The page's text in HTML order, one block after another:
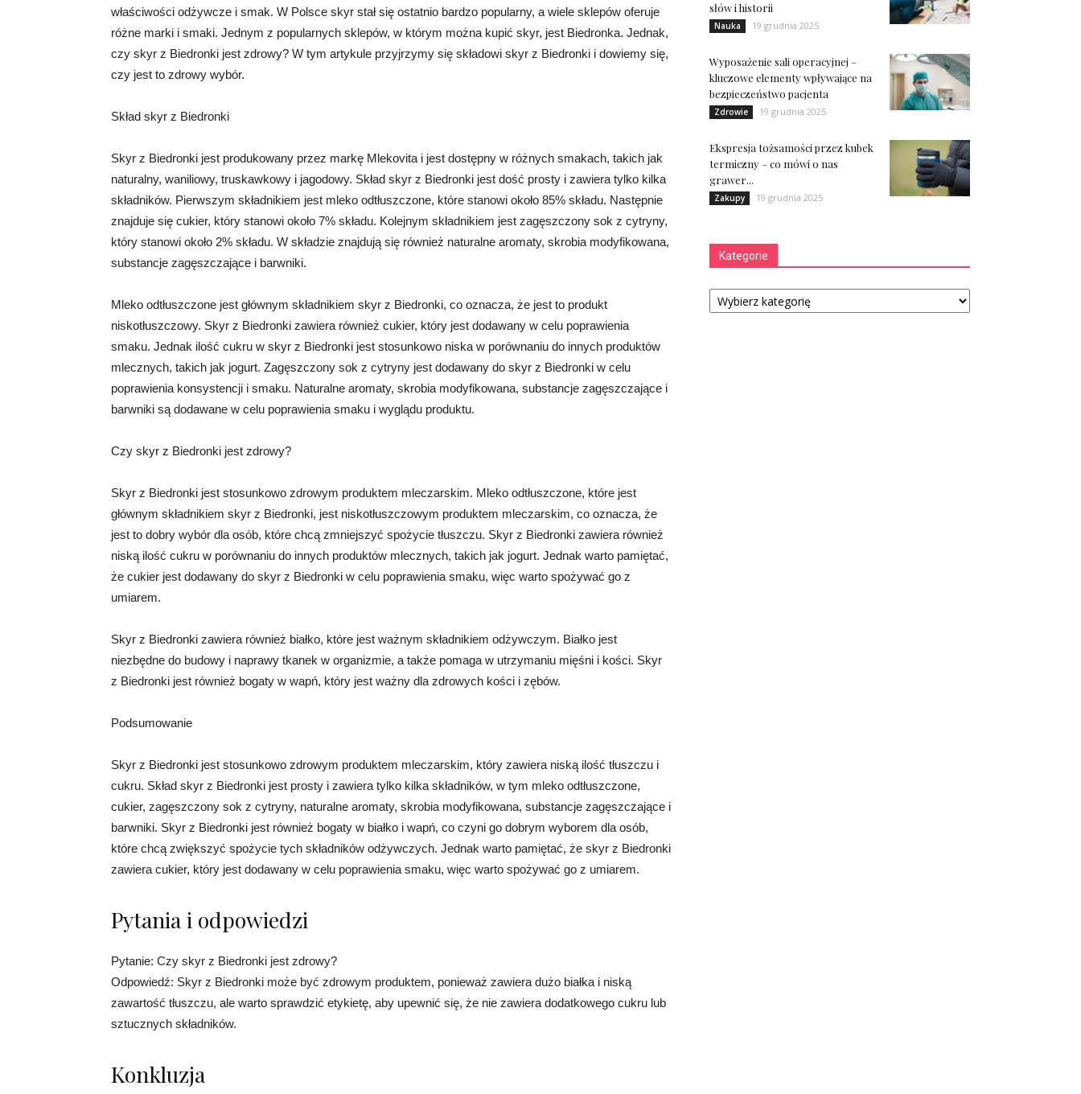
właściwości odżywcze i smak. W Polsce skyr stał się ostatnio bardzo popularny, a wiele sklepów oferuje
różne marki i smaki. Jednym z popularnych sklepów, w którym można kupić skyr, jest Biedronka. Jednak,
czy skyr z Biedronki jest zdrowy? W tym artykule przyjrzymy się składowi skyr z Biedronki i dowiemy się,
czy jest to zdrowy wybór.
Skład skyr z Biedronki
Skyr z Biedronki jest produkowany przez markę Mlekovita i jest dostępny w różnych smakach, takich jak
naturalny, waniliowy, truskawkowy i jagodowy. Skład skyr z Biedronki jest dość prosty i zawiera tylko kilka
składników. Pierwszym składnikiem jest mleko odtłuszczone, które stanowi około 85% składu. Następnie
znajduje się cukier, który stanowi około 7% składu. Kolejnym składnikiem jest zagęszczony sok z cytryny,
który stanowi około 2% składu. W składzie znajdują się również naturalne aromaty, skrobia modyfikowana,
substancje zagęszczające i barwniki.
Mleko odtłuszczone jest głównym składnikiem skyr z Biedronki, co oznacza, że ​​jest to produkt
niskotłuszczowy. Skyr z Biedronki zawiera również cukier, który jest dodawany w celu poprawienia
smaku. Jednak ilość cukru w skyr z Biedronki jest stosunkowo niska w porównaniu do innych produktów
mlecznych, takich jak jogurt. Zagęszczony sok z cytryny jest dodawany do skyr z Biedronki w celu
poprawienia konsystencji i smaku. Naturalne aromaty, skrobia modyfikowana, substancje zagęszczające i
barwniki są dodawane w celu poprawienia smaku i wyglądu produktu.
Czy skyr z Biedronki jest zdrowy?
Skyr z Biedronki jest stosunkowo zdrowym produktem mleczarskim. Mleko odtłuszczone, które jest
głównym składnikiem skyr z Biedronki, jest niskotłuszczowym produktem mleczarskim, co oznacza, że ​​
jest to dobry wybór dla osób, które chcą zmniejszyć spożycie tłuszczu. Skyr z Biedronki zawiera również
niską ilość cukru w porównaniu do innych produktów mlecznych, takich jak jogurt. Jednak warto pamiętać,
że cukier jest dodawany do skyr z Biedronki w celu poprawienia smaku, więc warto spożywać go z
umiarem.
Skyr z Biedronki zawiera również białko, które jest ważnym składnikiem odżywczym. Białko jest
niezbędne do budowy i naprawy tkanek w organizmie, a także pomaga w utrzymaniu mięśni i kości. Skyr
z Biedronki jest również bogaty w wapń, który jest ważny dla zdrowych kości i zębów.
Podsumowanie
Skyr z Biedronki jest stosunkowo zdrowym produktem mleczarskim, który zawiera niską ilość tłuszczu i
cukru. Skład skyr z Biedronki jest prosty i zawiera tylko kilka składników, w tym mleko odtłuszczone,
cukier, zagęszczony sok z cytryny, naturalne aromaty, skrobia modyfikowana, substancje zagęszczające i
barwniki. Skyr z Biedronki jest również bogaty w białko i wapń, co czyni go dobrym wyborem dla osób,
które chcą zwiększyć spożycie tych składników odżywczych. Jednak warto pamiętać, że skyr z Biedronki
zawiera cukier, który jest dodawany w celu poprawienia smaku, więc warto spożywać go z umiarem.
Pytania i odpowiedzi
Pytanie: Czy skyr z Biedronki jest zdrowy?
Odpowiedź: Skyr z Biedronki może być zdrowym produktem, ponieważ zawiera dużo białka i niską
zawartość tłuszczu, ale warto sprawdzić etykietę, aby upewnić się, że nie zawiera dodatkowego cukru lub
sztucznych składników.
Konkluzja
słów i historii
Nauka 19 grudnia 2025
Wyposażenie sali operacyjnej –
kluczowe elementy wpływające na
bezpieczeństwo pacjenta
Zdrowie 19 grudnia 2025
Ekspresja tożsamości przez kubek
termiczny – co mówi o nas
grawer...
Zakupy 19 grudnia 2025
Kategorie
Kategorie